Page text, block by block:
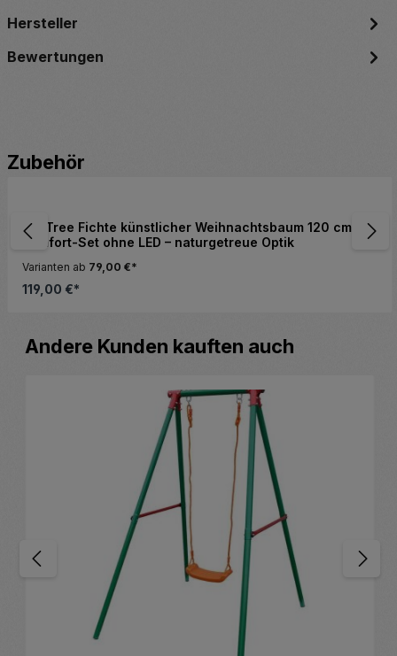
Hersteller
Bewertungen
Produktgalerie überspringen
Zubehör
Wert ein oder benutze die
BonTree Fichte künstlicher Weihnachtsbaum 120 cm
Komfort-Set ohne LED – naturgetreue Optik
Varianten ab 79,00 €*
119,00 €*
Produktgalerie überspringen
Andere Kunden kauften auch